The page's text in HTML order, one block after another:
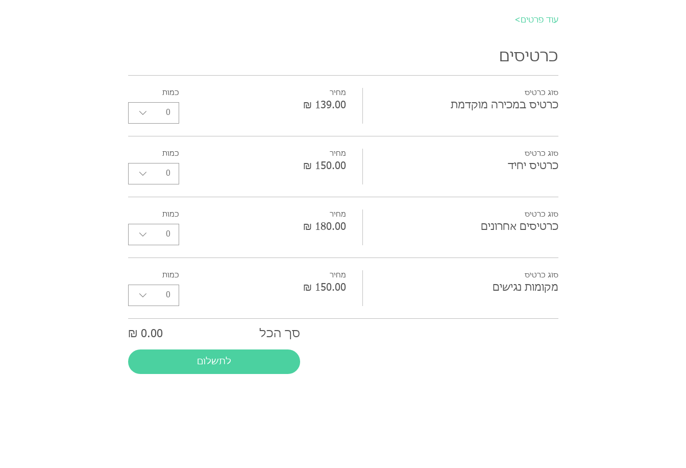
עוד פרטים>
כרטיסים
סוג כרטיס
כרטיס במכירה מוקדמת
מחיר כמות
0
סוג כרטיס
כרטיס יחיד
מחיר כמות
0
סוג כרטיס
כרטיסים אחרונים
מחיר כמות
0
סוג כרטיס
מקומות נגישים
מחיר כמות
0
סך הכל
לתשלום